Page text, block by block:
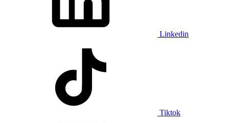
Linkedin
Tiktok